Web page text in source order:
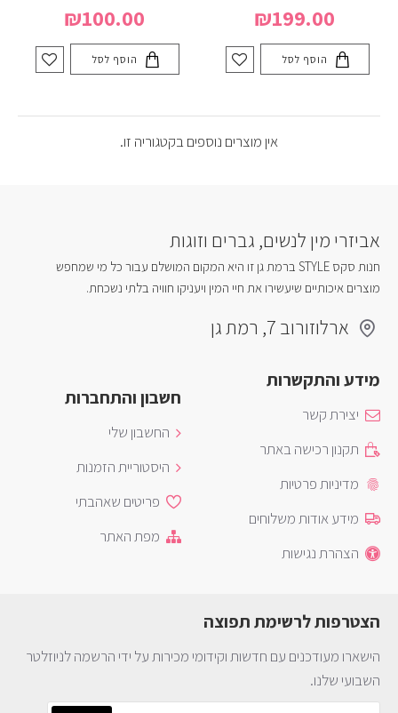
₪199.00
הוסף לסל
₪100.00
הוסף לסל
אין מוצרים נוספים בקטגוריה זו.
אביזרי מין לנשים, גברים וזוגות
חנות סקס STYLE ברמת גן זו היא המקום המושלם עבור כל מי שמחפש
מוצרים איכותיים שיעשירו את חיי המין ויעניקו חוויה בלתי נשכחת.
ארלוזורוב 7, רמת גן
מידע והתקשרות
יצירת קשר
תקנון רכישה באתר
מדיניות פרטיות
מידע אודות משלוחים
הצהרת נגישות
חשבון והתחברות
החשבון שלי
היסטוריית הזמנות
פריטים שאהבתי
מפת האתר
הצטרפות לרשימת תפוצה
הישארו מעודכנים עם חדשות וקידומי מכירות על ידי הרשמה לניוזלטר
השבועי שלנו.